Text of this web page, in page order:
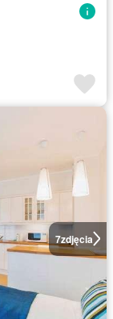
7zdjęcia